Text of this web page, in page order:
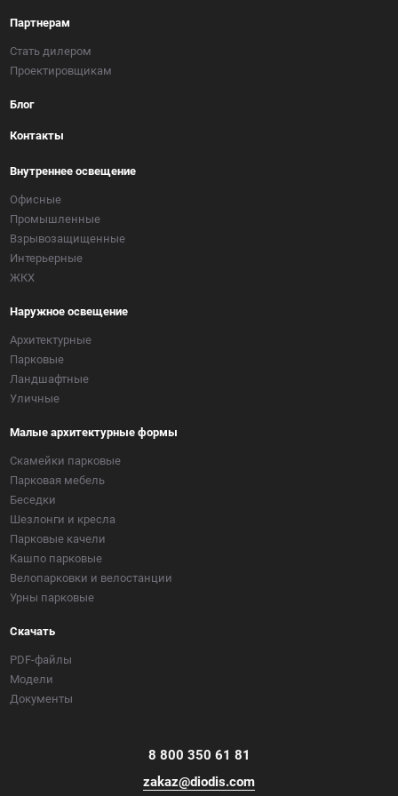
8 800 350 61 81
zakaz@diodis.com
Партнерам
Стать дилером
Проектировщикам
Блог
Контакты
Внутреннее освещение
Офисные
Промышленные
Взрывозащищенные
Интерьерные
ЖКХ
Наружное освещение
Архитектурные
Парковые
Ландшафтные
Уличные
Малые архитектурные формы
Скамейки парковые
Парковая мебель
Беседки
Шезлонги и кресла
Парковые качели
Кашпо парковые
Велопарковки и велостанции
Урны парковые
Скачать
PDF-файлы
Модели
Документы